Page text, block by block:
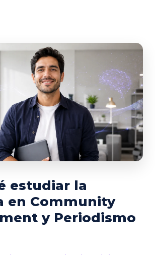
estudiar la
en Community
y Periodismo